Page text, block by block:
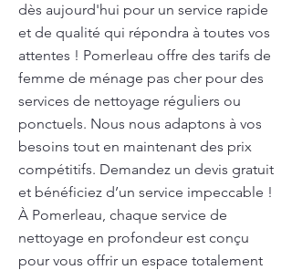
dès aujourd'hui pour un service rapide
et de qualité qui répondra à toutes vos
attentes ! Pomerleau offre des tarifs de
femme de ménage pas cher pour des
services de nettoyage réguliers ou
ponctuels. Nous nous adaptons à vos
besoins tout en maintenant des prix
compétitifs. Demandez un devis gratuit
et bénéficiez d’un service impeccable !
À Pomerleau, chaque service de
nettoyage en profondeur est conçu
pour vous offrir un espace totalement